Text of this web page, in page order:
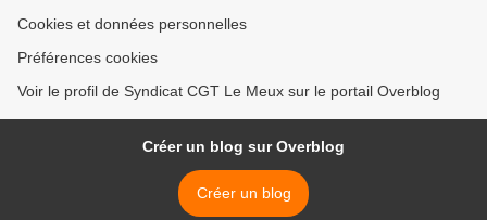
Cookies et données personnelles
Préférences cookies
Voir le profil de Syndicat CGT Le Meux sur le portail Overblog
Créer un blog sur Overblog
Créer un blog